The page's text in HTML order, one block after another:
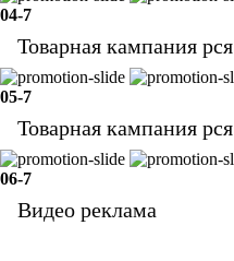
04-7
Товарная кампания рся
05-7
Товарная кампания рся
06-7
Видео реклама